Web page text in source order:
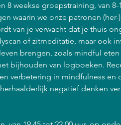
8 weekse groepstraining, van
waarin we onze patronen
van je verwacht dat je thuis
of zitmeditatie, maar ook
brengen, zoals mindful
bijhouden van logboeken.
verbetering in mindfulness en
negatief denken